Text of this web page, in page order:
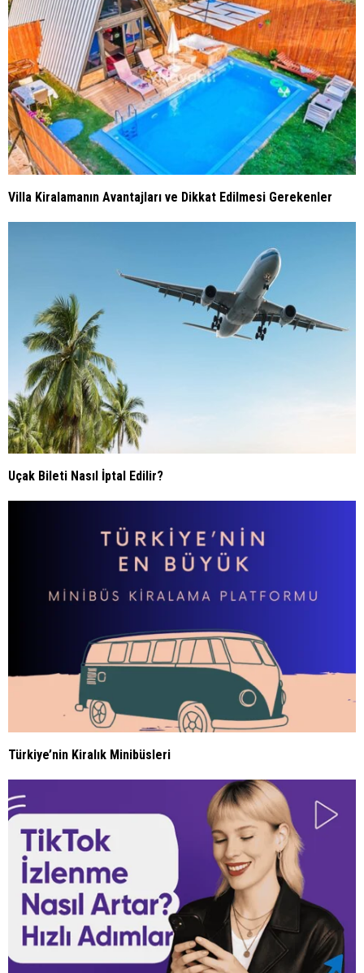
Villa Kiralamanın Avantajları ve Dikkat Edilmesi Gerekenler
Uçak Bileti Nasıl İptal Edilir?
Türkiye’nin Kiralık Minibüsleri